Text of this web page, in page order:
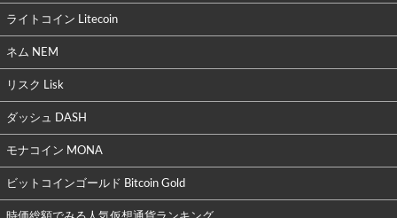
ライトコイン Litecoin
ネム NEM
リスク Lisk
ダッシュ DASH
モナコイン MONA
ビットコインゴールド Bitcoin Gold